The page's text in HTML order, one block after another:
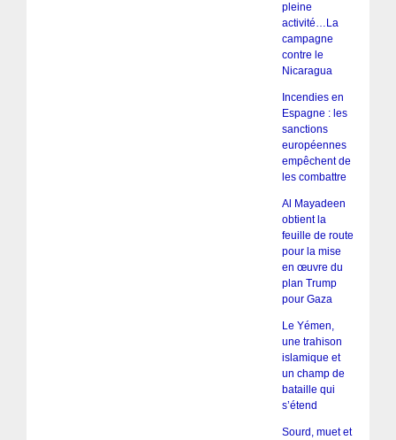
pleine
activité…La
campagne
contre le
Nicaragua
Incendies en
Espagne : les
sanctions
européennes
empêchent de
les combattre
Al Mayadeen
obtient la
feuille de route
pour la mise
en œuvre du
plan Trump
pour Gaza
Le Yémen,
une trahison
islamique et
un champ de
bataille qui
s’étend
Sourd, muet et